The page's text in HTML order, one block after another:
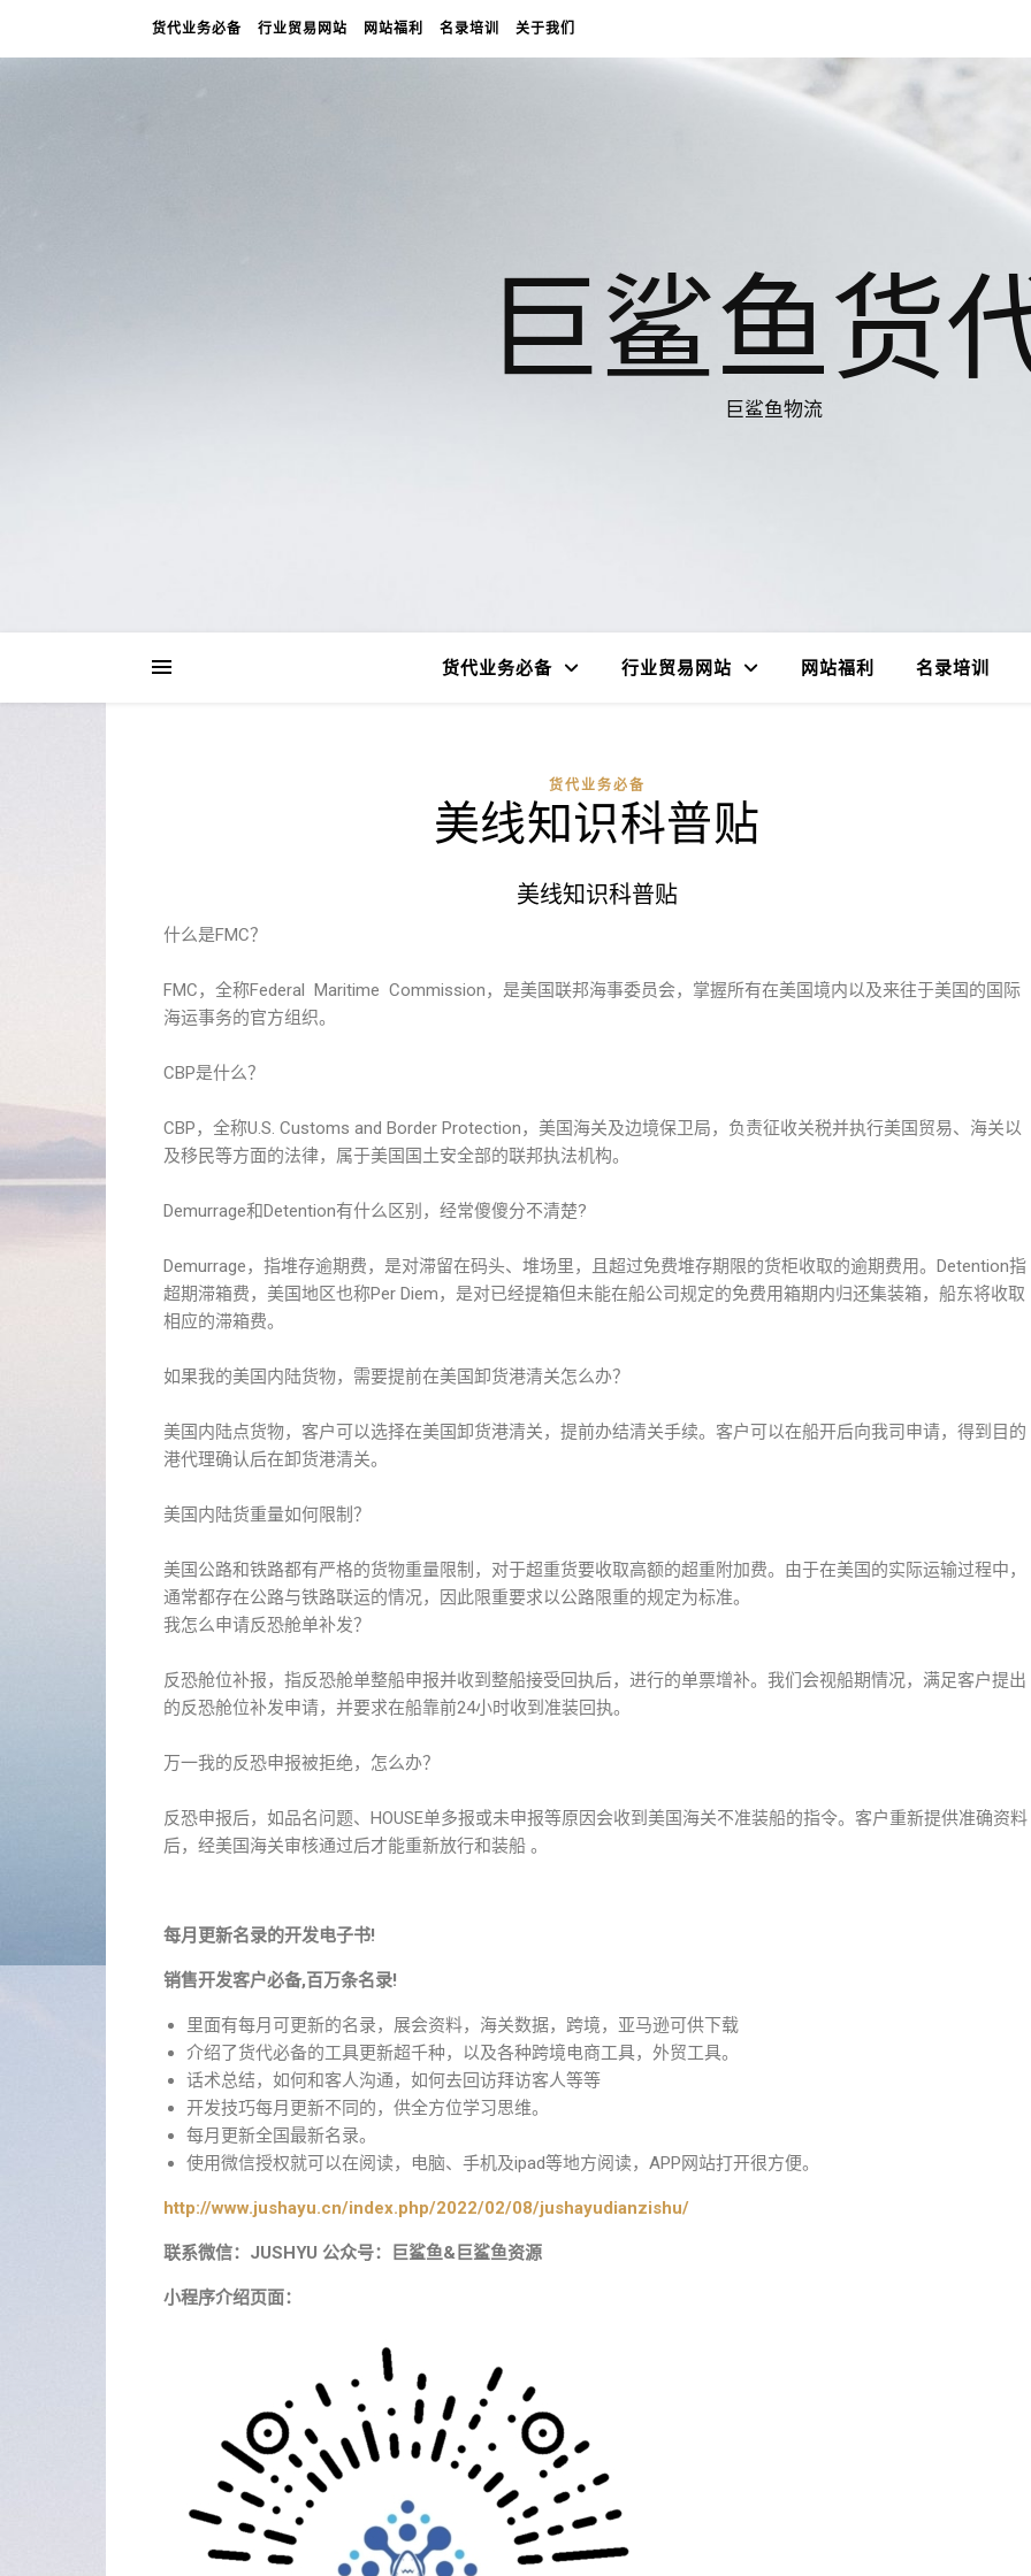
货代业务必备 行业贸易网站 网站福利 名录培训 关于我们
巨鲨鱼货
巨鲨鱼物流
货代业务必备 行业贸易网站 网站福利 名录培训
货代业务必备
美线知识科普贴
美线知识科普贴
什么是FMC？
FMC，全称Federal Maritime Commission，是美国联邦海事委员会，掌握所有在美国境内以及来往于美国的国际
海运事务的官方组织。
CBP是什么？
CBP，全称U.S. Customs and Border Protection，美国海关及边境保卫局，负责征收关税并执行美国贸易、海关以
及移民等方面的法律，属于美国国土安全部的联邦执法机构。
Demurrage和Detention有什么区别，经常傻傻分不清楚?
Demurrage，指堆存逾期费，是对滞留在码头、堆场里，且超过免费堆存期限的货柜收取的逾期费用。Detention指
超期滞箱费，美国地区也称Per Diem，是对已经提箱但未能在船公司规定的免费用箱期内归还集装箱，船东将收取
相应的滞箱费。
如果我的美国内陆货物，需要提前在美国卸货港清关怎么办？
美国内陆点货物，客户可以选择在美国卸货港清关，提前办结清关手续。客户可以在船开后向我司申请，得到目的
港代理确认后在卸货港清关。
美国内陆货重量如何限制？
美国公路和铁路都有严格的货物重量限制，对于超重货要收取高额的超重附加费。由于在美国的实际运输过程中，
通常都存在公路与铁路联运的情况，因此限重要求以公路限重的规定为标准。
我怎么申请反恐舱单补发？
反恐舱位补报，指反恐舱单整船申报并收到整船接受回执后，进行的单票增补。我们会视船期情况，满足客户提出
的反恐舱位补发申请，并要求在船靠前24小时收到准装回执。
万一我的反恐申报被拒绝，怎么办？
反恐申报后，如品名问题、HOUSE单多报或未申报等原因会收到美国海关不准装船的指令。客户重新提供准确资料
后，经美国海关审核通过后才能重新放行和装船 。
每月更新名录的开发电子书!
销售开发客户必备,百万条名录!
里面有每月可更新的名录，展会资料，海关数据，跨境，亚马逊可供下载
介绍了货代必备的工具更新超千种，以及各种跨境电商工具，外贸工具。
话术总结，如何和客人沟通，如何去回访拜访客人等等
开发技巧每月更新不同的，供全方位学习思维。
每月更新全国最新名录。
使用微信授权就可以在阅读，电脑、手机及ipad等地方阅读，APP网站打开很方便。
http://www.jushayu.cn/index.php/2022/02/08/jushayudianzishu/
联系微信：JUSHYU 公众号：巨鲨鱼&巨鲨鱼资源
小程序介绍页面：